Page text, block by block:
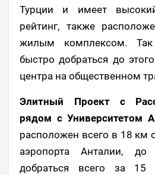
Турции и имеет
рейтинг, также
жилым комплексом.
быстро добраться до
центра на общественном
Элитный Проект с
рядом с Университетом
расположен всего в 18 км
аэропорта Анталии,
добраться всего за 15